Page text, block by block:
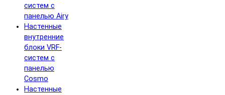
систем с
панелью Airy
Настенные
внутренние
блоки VRF-
систем с
панелью
Cosmo
Настенные